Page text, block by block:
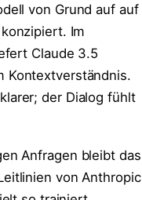
von Grund auf auf
Im
Claude 3.5
Kontextverständnis.
der Dialog fühlt
Anfragen bleibt das
von Anthropic